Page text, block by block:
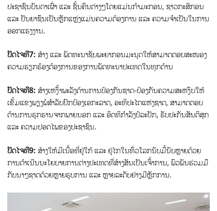
ປະຊາຊົນບັນດາເຜົ່າ ແລະ ຊັ້ນຄົນຕ່າງໆໂດຍແມ່ນກຳມະກອນ, ຊາວກະສິກອນ
ແລະ ປັນຍາຊົນເປັນຫຼັກແຫຼ່ງແມ່ນຄວາມຕ້ອງການ ແລະ ຄວາມຈຳເປັນໃນການ
ອອກແຮງງານ.
ປັດໄຈທີ7: ສ້າງ ແລະ ພັດທະນາຊັບພະຍາກອນມະນຸດໃຫ້ສາມາດຕອບສະໜອງ
ຄວາມຮຽກຮ້ອງຕ້ອງການຂອງການພັດທະນາປະເທດໃນທຸກດ້ານ
ປັດໄຈທີ8: ສ້າງເຫງົ້າພະລັງດ້ານການປ້ອງກັນຊາດ-ປ້ອງກັນຄວາມສະຫງົບໃຫ້
ເຂັ້ມແຂງພຽງພໍສຳລັບປົກປ້ອງເອກະລາດ, ອະທິປະໄຕແຫ່ງຊາດ, ສາມາດຕອບ
ຕ້ານການຮຸກຮານຈາກພາຍນອກ ແລະ ອິດທິກຳລັງປໍລະປັກ, ຮັບປະກັນສັນຕິສຸກ
ແລະ ຄວາມປອດໄພຂອງປະຊາຊົນ.
ປັດໄຈທີ9: ສ້າງໃຫ້ມີເນື້ອທີ່ຢູ່ໃກ້ ແລະ ຢູ່ໄກໃນທົ່ວໂລກນັບມື້ນັບຫຼາຍດ້ວຍ
ການດຳເນີນນະໂຍບາຍການຕ່າງປະເທດທີ່ສ້າງສັນເປັນເຈົ້າການ, ພົວພັນຮ່ວມມື
ກັບນາໆຊາດດ້ວຍຫຼາຍຮູບການ ແລະ ຫຼາຍລະດັບຢ່າງມີຫຼັກການ.